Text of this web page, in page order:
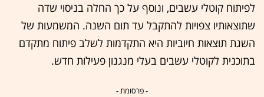
לפיתוח קוטלי עשבים, ונוסף על כך החלה בניסוי שדה
שתוצאותיו צפויות להתקבל עד תום השנה. המשמעות של
השגת תוצאות חיוביות היא התקדמות לשלב פיתוח מתקדם
בתוכנית לקוטלי עשבים בעלי מנגנון פעילות חדש.
- פרסומת -